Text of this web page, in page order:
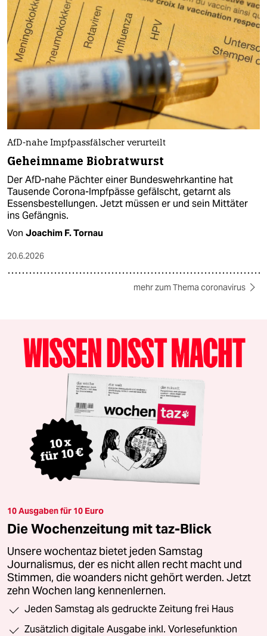
AfD-nahe Impfpassfälscher verurteilt
Geheimname Biobratwurst
Der AfD-nahe Pächter einer Bundeswehrkantine hat
Tausende Corona-Impfpässe gefälscht, getarnt als
Essensbestellungen. Jetzt müssen er und sein Mittäter
ins Gefängnis.
Von Joachim F. Tornau
20.6.2026
mehr zum Thema coronavirus
10 Ausgaben für 10 Euro
Die Wochenzeitung mit taz-Blick
Unsere wochentaz bietet jeden Samstag
Journalismus, der es nicht allen recht macht und
Stimmen, die woanders nicht gehört werden. Jetzt
zehn Wochen lang kennenlernen.
Jeden Samstag als gedruckte Zeitung frei Haus
Zusätzlich digitale Ausgabe inkl. Vorlesefunktion